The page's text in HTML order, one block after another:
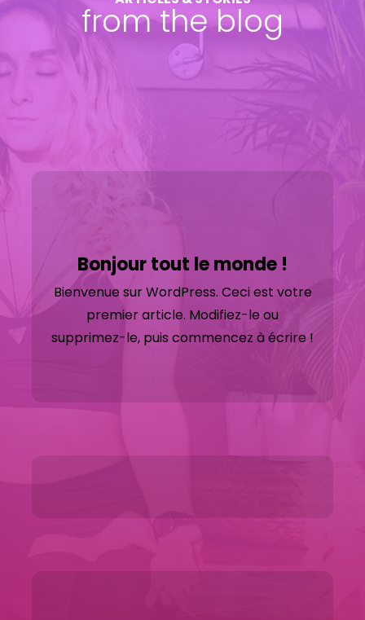
from the blog
Bonjour tout le monde !
Bienvenue sur WordPress. Ceci est votre
premier article. Modifiez-le ou
supprimez-le, puis commencez à écrire !